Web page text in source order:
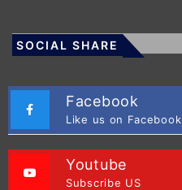
SOCIAL SHARE
Facebook
Like us on Facebook
Youtube
Subscribe US